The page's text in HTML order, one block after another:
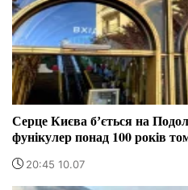
Серце Києва бʼється на
фунікулер понад 100 років
20:45 10.07